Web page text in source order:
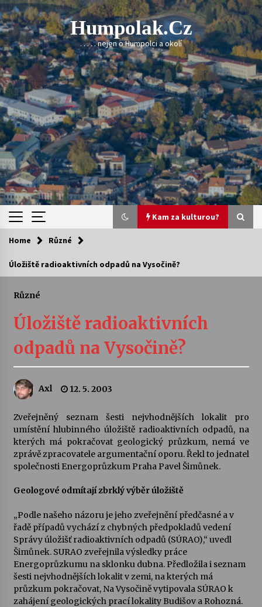
Skip
to
content
Humpolak.cz
. . . . . nejen o Humpolci a okolí
Kam za kulturou?
Kam za kulturou?
kapkou
30. 7. 2026
Veselí muzikanti
Pozvánka na integrační festival Quijotova
šedesátka: 28. 7.–1. 8. 2026
28. 7. 2026
Letní koncerty ve Stromovce: Kolchoz a
28. 7. 2026
Votavžatský ploty
23. 7. 2026
Letní koncerty ve Stromovce: Rufus Miller
Home Různé
Úložiště radioaktivních odpadů na Vysočině?
Různé
Úložiště radioaktivních
odpadů na Vysočině?
Axl 12. 5. 2003
Zveřejněný seznam šesti nejvhodnějších lokalit pro
umístění hlubinného úložiště radioaktivních odpadů, na
kterých má pokračovat geologický průzkum, nemá ve
zprávě zpracovatele argumentační oporu. Řekl to jednatel
společnosti Energoprůzkum Praha Pavel Šimůnek.
Geologové odmítají zbrklý výběr úložiště
„Podle našeho názoru je jeho zveřejnění předčasné a v
řadě případů vychází z chybných předpokladů vedení
Správy úložišť radioaktivních odpadů (SÚRAO),“ uvedl
Šimůnek. SURAO zveřejnila výsledky práce
Energoprůzkumu na sklonku dubna. Předložila i seznam
šesti nejvhodnějších lokalit v zemi, na kterých má
průzkum pokračovat, Na Vysočině vytipovala SÚRAO k
zahájení geologických prací lokality Budišov a Rohozná.